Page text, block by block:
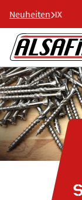
Neuheiten
ALSAFIX